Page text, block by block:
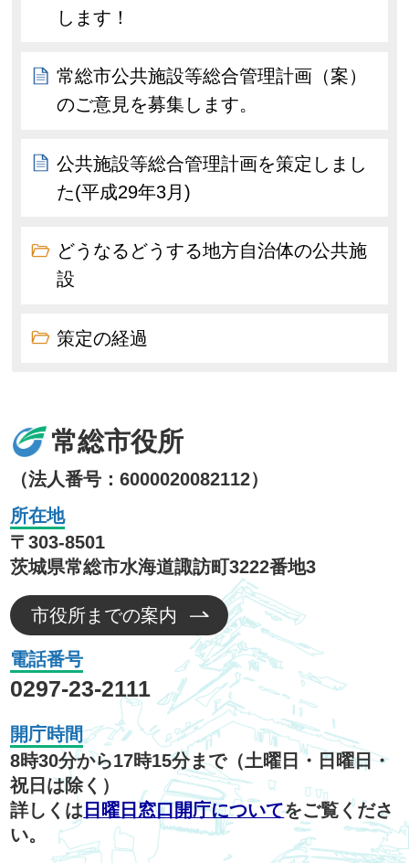
します！
常総市公共施設等総合管理計画（案）
のご意見を募集します。
公共施設等総合管理計画を策定しまし
た(平成29年3月)
どうなるどうする地方自治体の公共施
設
策定の経過
常総市役所
（法人番号：6000020082112）
所在地
〒303-8501
茨城県常総市水海道諏訪町3222番地3
市役所までの案内
電話番号
0297-23-2111
開庁時間
8時30分から17時15分まで（土曜日・日曜日・
祝日は除く）
詳しくは 日曜日窓口開庁についてをご覧くださ
い。